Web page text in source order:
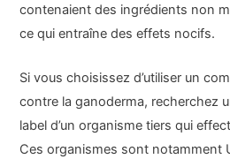
contenaient des ingrédients non
ce qui entraîne des effets nocifs.
Si vous choisissez d’utiliser un
contre la ganoderma, recherchez
label d’un organisme tiers qui
Ces organismes sont notamment